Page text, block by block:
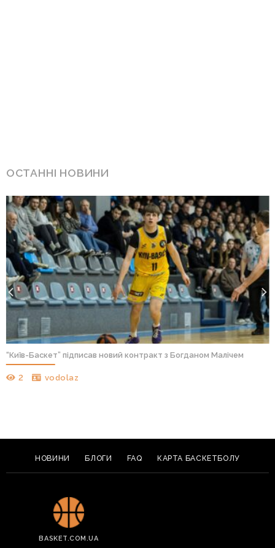
ОСТАННІ НОВИНИ
“Київ-Баскет” підписав новий контракт з Богданом Малічем
2 vodolaz
НОВИНИ БЛОГИ FAQ КАРТА БАСКЕТБОЛУ
BASKET.COM.UA